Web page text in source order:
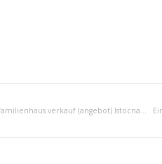
Einfamilienhaus verkauf (angebot) Istocna Hrvatska